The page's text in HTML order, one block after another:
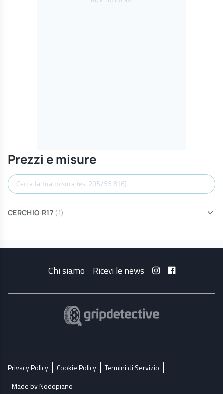
Prezzi e misure
Cerca misura
CERCHIO R17 (1)
Chi siamo Ricevi le news
Privacy Policy Cookie Policy
Termini di Servizio
Made by Nodopiano